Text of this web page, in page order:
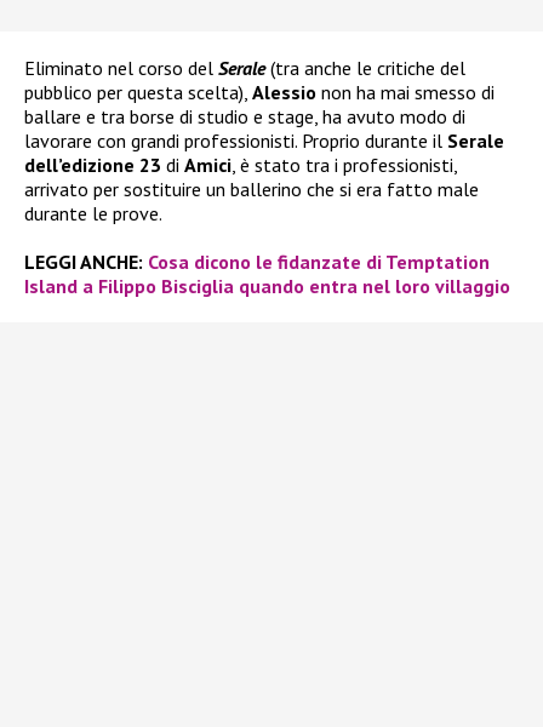
Eliminato nel corso del Serale(tra anche le critiche del
pubblico per questa scelta), Alessio non ha mai smesso di
ballare e tra borse di studio e stage, ha avuto modo di
lavorare con grandi professionisti. Proprio durante il Serale
dell’edizione 23 di Amici , è stato tra i professionisti,
arrivato per sostituire un ballerino che si era fatto male
durante le prove.
LEGGI ANCHE: Cosa dicono le fidanzate di Temptation
Island a Filippo Bisciglia quando entra nel loro villaggio